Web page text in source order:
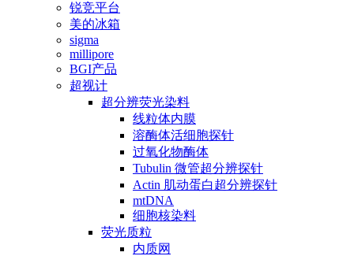
锐竞平台
美的冰箱
sigma
millipore
BGI产品
超视计
超分辨荧光染料
线粒体内膜
溶酶体活细胞探针
过氧化物酶体
Tubulin 微管超分辨探针
Actin 肌动蛋白超分辨探针
mtDNA
细胞核染料
荧光质粒
内质网